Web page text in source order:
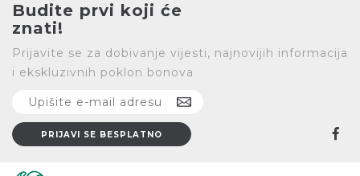
Budite prvi koji će
znati!
Prijavite se za dobivanje vijesti, najnovijih informacija
i ekskluzivnih poklon bonova